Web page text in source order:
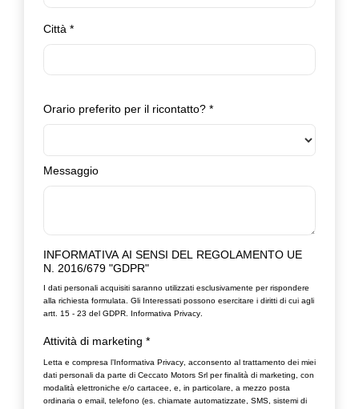
Città *
Orario preferito per il ricontatto? *
Messaggio
INFORMATIVA AI SENSI DEL REGOLAMENTO UE
N. 2016/679 "GDPR"
I dati personali acquisiti saranno utilizzati esclusivamente per rispondere
alla richiesta formulata. Gli Interessati possono esercitare i diritti di cui agli
artt. 15 - 23 del GDPR. Informativa Privacy
Attività di marketing *
Letta e compresa l’Informativa Privacy , acconsento al trattamento dei miei
dati personali da parte di Ceccato Motors Srl per finalità di marketing, con
modalità elettroniche e/o cartacee, e, in particolare, a mezzo posta
ordinaria o email, telefono (es. chiamate automatizzate, SMS, sistemi di